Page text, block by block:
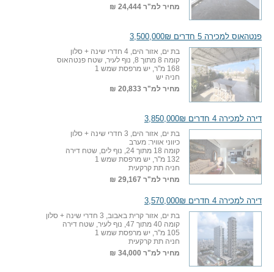
מחיר למ"ר 24,444 ₪
פנטהאוס למכירה 5 חדרים 3,500,000₪
בת ים, אזור הים, 4 חדרי שינה + סלון
קומה 8 מתוך 8, נוף לעיר, שטח פנטהאוס
168 מ"ר, יש מרפסת שמש 1
חניה יש
מחיר למ"ר 20,833 ₪
דירה למכירה 4 חדרים 3,850,000₪
בת ים, אזור הים, 3 חדרי שינה + סלון
כיווני אוויר: מערב
קומה 18 מתוך 24, נוף לים, שטח דירה
132 מ"ר, יש מרפסת שמש 1
חניה תת קרקעית
מחיר למ"ר 29,167 ₪
דירה למכירה 4 חדרים 3,570,000₪
בת ים, אזור קרית באבוב, 3 חדרי שינה + סלון
קומה 40 מתוך 47, נוף לעיר, שטח דירה
105 מ"ר, יש מרפסת שמש 1
חניה תת קרקעית
מחיר למ"ר 34,000 ₪